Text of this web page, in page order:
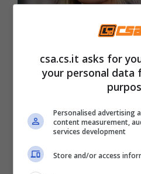
La bravissima Maria De Filippi –
Qualche anno fa, il volto
concesso un’intervista
che fa” in cui ha svelato
csa.cs.it asks for
your personal data
Personalised advertising
content measurement,
services development
Store and/or access